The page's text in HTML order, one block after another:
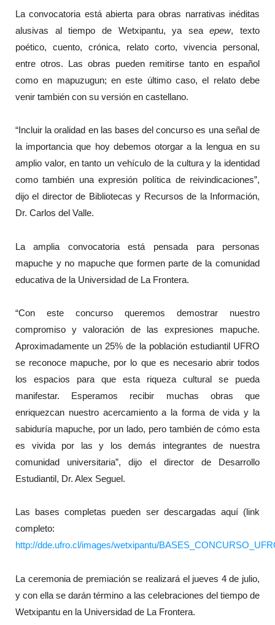
La convocatoria está abierta para obras narrativas inéditas
alusivas al tiempo de Wetxipantu, ya seaepew, texto
poético, cuento, crónica, relato corto, vivencia personal,
entre otros. Las obras pueden remitirse tanto en español
como en mapuzugun; en este último caso, el relato debe
venir también con su versión en castellano.
“Incluir la oralidad en las bases del concurso es una señal de
la importancia que hoy debemos otorgar a la lengua en su
amplio valor, en tanto un vehículo de la cultura y la identidad
como también una expresión política de reivindicaciones”,
dijo el director de Bibliotecas y Recursos de la Información,
Dr. Carlos del Valle.
La amplia convocatoria está pensada para personas
mapuche y no mapuche que formen parte de la comunidad
educativa de la Universidad de La Frontera.
“Con este concurso queremos demostrar nuestro
compromiso y valoración de las expresiones mapuche.
Aproximadamente un 25% de la población estudiantil UFRO
se reconoce mapuche, por lo que es necesario abrir todos
los espacios para que esta riqueza cultural se pueda
manifestar. Esperamos recibir muchas obras que
enriquezcan nuestro acercamiento a la forma de vida y la
sabiduría mapuche, por un lado, pero también de cómo esta
es vivida por las y los demás integrantes de nuestra
comunidad universitaria”, dijo el director de Desarrollo
Estudiantil, Dr. Alex Seguel.
Las bases completas pueden ser descargadas aquí (link
completo:
http://dde.ufro.cl/images/wetxipantu/
La ceremonia de premiación se realizará el jueves 4 de julio,
y con ella se darán término a las celebraciones del tiempo de
Wetxipantu en la Universidad de La Frontera.